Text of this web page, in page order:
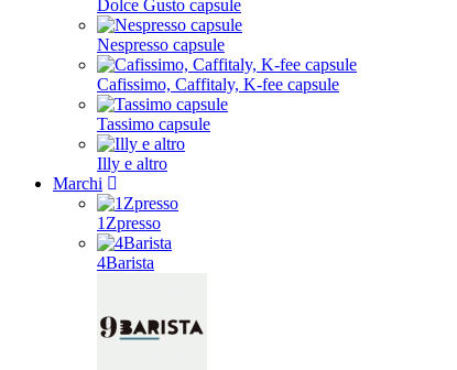
Dolce Gusto capsule
Nespresso capsule
Cafissimo, Caffitaly, K-fee capsule
Tassimo capsule
Illy e altro
Marchi
1Zpresso
4Barista